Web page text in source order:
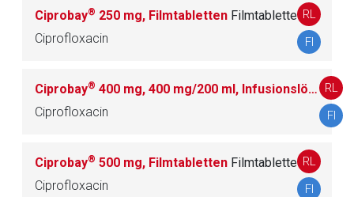
J04 MITTEL GEGEN MYKOBAKTERIEN 8
J06 IMMUNSERA UND IMMUNGLOBULINE
J07 IMPFSTOFFE 80
Ciprobay® 250 mg, Filmtabletten Filmtablette
Ciprofloxacin
RL
FI
Ciprobay® 400 mg, 400 mg/200 ml, Infusionslösung
Ciprofloxacin
RL
FI
Ciprobay® 500 mg, Filmtabletten Filmtablette
Ciprofloxacin
RL
FI